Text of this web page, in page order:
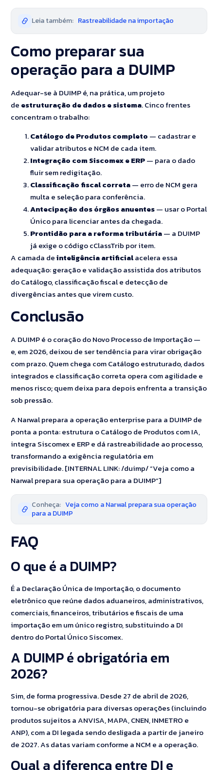
Leia também: Rastreabilidade na importação
Como preparar sua
operação para a DUIMP
Adequar-se à DUIMP é, na prática, um projeto
de estruturação de dados e sistema. Cinco frentes
concentram o trabalho:
Catálogo de Produtos completo — cadastrar e
validar atributos e NCM de cada item.
Integração com Siscomex e ERP— para o dado
fluir sem redigitação.
Classificação fiscal correta— erro de NCM gera
multa e seleção para conferência.
Antecipação dos órgãos anuentes— usar o Portal
Único para licenciar antes da chegada.
Prontidão para a reforma tributária— a DUIMP
já exige o código cClassTrib por item.
A camada deinteligência artificialacelera essa
adequação: geração e validação assistida dos atributos
do Catálogo, classificação fiscal e detecção de
divergências antes que virem custo.
Conclusão
A DUIMP é o coração do Novo Processo de Importação —
e, em 2026, deixou de ser tendência para virar obrigação
com prazo. Quem chega com Catálogo estruturado, dados
integrados e classificação correta opera com agilidade e
menos risco; quem deixa para depois enfrenta a transição
sob pressão.
A Narwal prepara a operação enterprise para a DUIMP de
ponta a ponta: estrutura o Catálogo de Produtos com IA,
integra Siscomex e ERP e dá rastreabilidade ao processo,
transformando a exigência regulatória em
previsibilidade. [INTERNAL LINK: /duimp/ “Veja como a
Narwal prepara sua operação para a DUIMP”]
Conheça: Veja como a Narwal prepara sua operação
para a DUIMP
FAQ
O que é a DUIMP?
É a Declaração Única de Importação, o documento
eletrônico que reúne dados aduaneiros, administrativos,
comerciais, financeiros, tributários e fiscais de uma
importação em um único registro, substituindo a DI
dentro do Portal Único Siscomex.
A DUIMP é obrigatória em
2026?
Sim, de forma progressiva. Desde 27 de abril de 2026,
tornou-se obrigatória para diversas operações (incluindo
produtos sujeitos a ANVISA, MAPA, CNEN, INMETRO e
ANP), com a DI legada sendo desligada a partir de janeiro
de 2027. As datas variam conforme a NCM e a operação.
Qual a diferença entre DI e